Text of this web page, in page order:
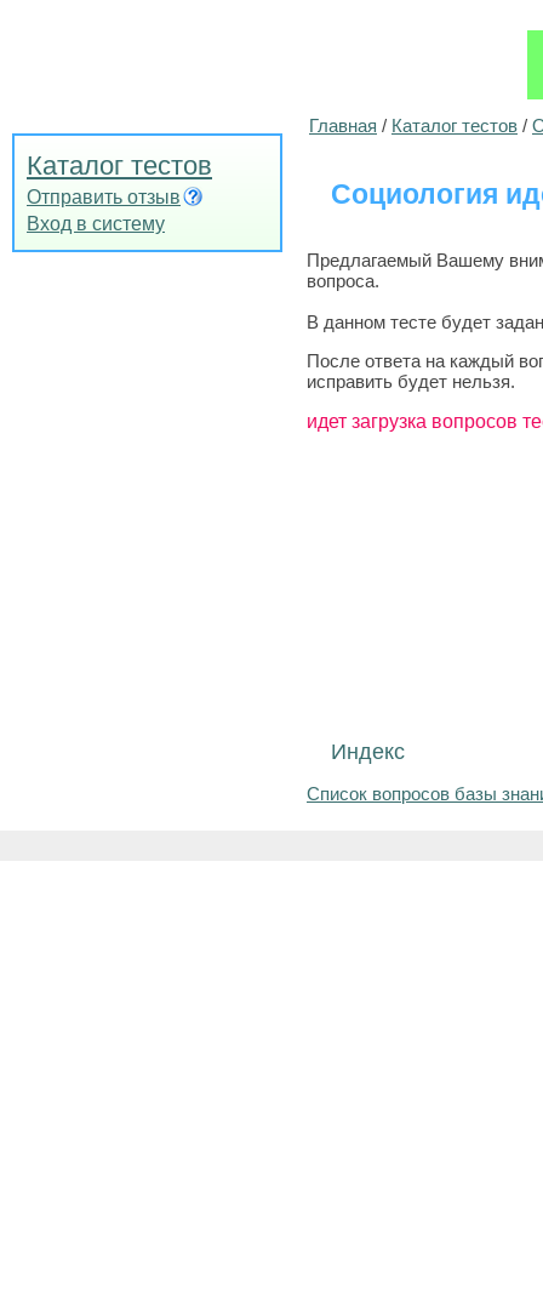
Каталог тестов
Отправить отзыв
Вход в систему
Главная / Каталог тестов /
Социология
Предлагаемый Вашему
вопроса.
В данном тесте будет
После ответа на каждый
исправить будет нельзя.
идет загрузка вопросов
Индекс
Список вопросов базы